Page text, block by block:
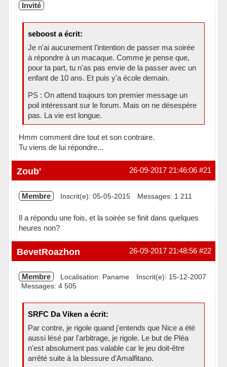
Invité
seboost a écrit:
Je n'ai aucunement l'intention de passer ma soirée
à répondre à un macaque. Comme je pense que,
pour ta part, tu n'as pas envie de la passer avec un
enfant de 10 ans. Et puis y'a école demain.
PS : On attend toujours ton premier message un
poil intéressant sur le forum. Mais on ne désespère
pas. La vie est longue.
Hmm comment dire tout et son contraire.
Tu viens de lui répondre...
#21
26-09-2017 21:46:06
Zoub'
Membre Inscrit(e): 05-05-2015 Messages: 1 211
Il a répondu une fois, et la soirée se finit dans quelques
heures non?
Hors ligne #22
26-09-2017 21:48:56
BevetRoazhon
Membre Localisation: Paname
Inscrit(e): 15-12-2007
Messages: 4 505
SRFC Da Viken a écrit:
Par contre, je rigole quand j'entends que Nice a été
aussi lésé par l'arbitrage, je rigole. Le but de Pléa
n'est absolument pas valable car le jeu doit-être
arrêté suite à la blessure d'Amalfitano.